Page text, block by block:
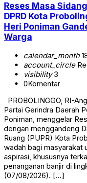
Reses Masa
DPRD Kota
Heri Poniman
Warga
calendar_month
account_circle
visibility3
0Komentar
PROBOLINGGO, RI-
Partai Gerindra Daerah
Poniman, menggelar
dengan menggandeng
Ruang (PUPR) Kota
wadah bagi masyarakat
aspirasi, khususnya
penanganan banjir di
(07/08/2026). […]